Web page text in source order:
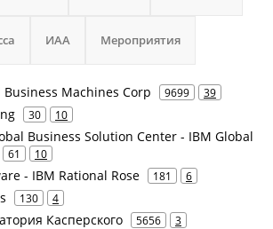
ИАА Мероприятия
Machines Corp 9699 39
30 10
Business Solution Center - IBM Global
61 10
- IBM Rational Rose 181 6
130 4
Касперского 5656 3